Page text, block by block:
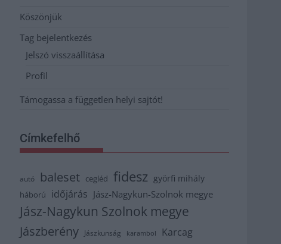
Köszönjük
Tag bejelentkezés
Jelszó visszaállítása
Profil
Támogassa a független helyi sajtót!
Címkefelhő
autó baleset cegléd fidesz györfi mihály
háború időjárás Jász-Nagykun-Szolnok megye
Jász-Nagykun Szolnok megye
Jászberény Jászkunság karambol Karcag